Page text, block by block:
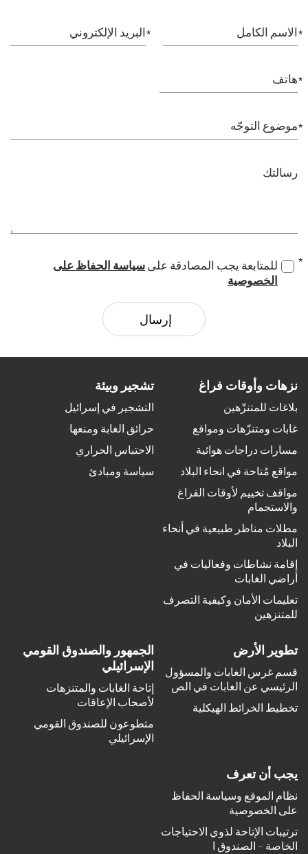
الاسم الكامل البريد الإلكتروني
هاتف
موضوع التوجّه
رسالتك
للمتابعة يجب المصادقة علىسياسة الحفاظ على
الخصوصية
نزهات وأوقات فراغ
بلاغات للمتنزّهين
غابات ومتنزّهات ومواقع
مسارات دراجات هوائية
مواقع مُتاحة في انحاء البلاد
مواقف تخييم لأوقات الفراغ
والاستجمام
مطلات مناظر طبيعية في أنحاء
البلاد
إقامة نشاطات وفعاليات في
أراضي الغابات
تعليمات الأمان وكيفية التصرف
للمتنزهين
تشجير وبيئة
التشجير في إسرائيل
حرائق الغابة ومنعها
الاحتباس الحراري
سياسة ومبادئ
تطوير الأرض
قسم غرس الغابات والمسؤول
الرئيسي عن الغابات في الص
تخطيط الخرائط الهيكلية
الجمهور والصندوق القومي
الإسرائيلي
إتاحة الغابات والمتنزهات
لأصحاب الإعاقات
متطوعون للصندوق القومي
الإسرائيلي
يجب أن تعرف
نظام الموقع وسياسة الحفاظ
على الخصوصية
ترتيبات الإتاحة لذوي الاحتياجات
الخاصة – الصندوق ا